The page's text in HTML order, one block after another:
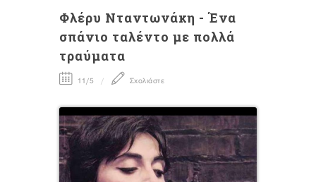
Φλέρυ Νταντωνάκη - Ένα
σπάνιο ταλέντο με πολλά
τραύματα
11/5 Σχολιάστε